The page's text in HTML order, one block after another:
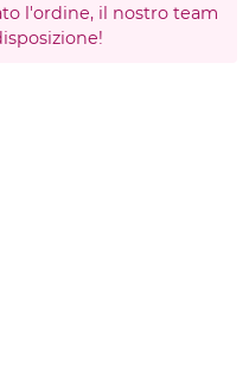
l'ordine, il nostro team